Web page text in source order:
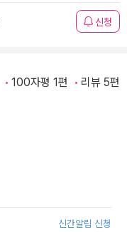
신청
100자평 1편 리뷰 5편
신간알림 신청